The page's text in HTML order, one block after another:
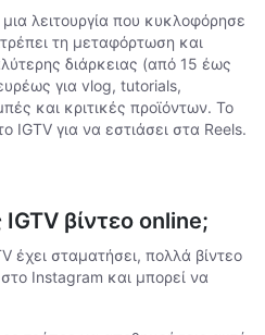
λειτουργία που κυκλοφόρησε
τη μεταφόρτωση και
διάρκειας (από 15 έως
για vlog, tutorials,
και κριτικές προϊόντων. Το
IGTV για να εστιάσει στα Reels.
IGTV βίντεο online;
έχει σταματήσει, πολλά βίντεο
Instagram και μπορεί να